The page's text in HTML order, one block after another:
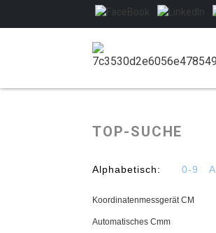
TOP-SUCHE
Alphabetisch: 0-9 A
Koordinatenmessgerät CM
Automatisches Cmm